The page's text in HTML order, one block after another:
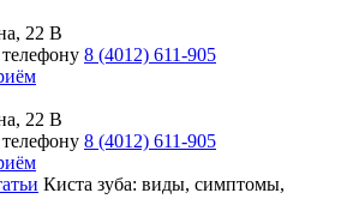
22 В
8 (4012) 611-905
22 В
8 (4012) 611-905
Киста зуба: виды, симптомы,